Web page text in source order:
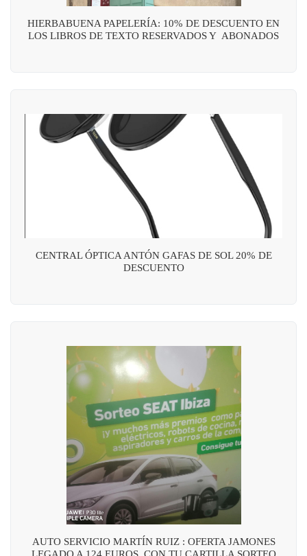
HIERBABUENA PAPELERÍA: 10% DE DESCUENTO EN
LOS LIBROS DE TEXTO RESERVADOS Y ABONADOS
CENTRAL ÓPTICA ANTÓN GAFAS DE SOL 20% DE
DESCUENTO
AUTO SERVICIO MARTÍN RUIZ : OFERTA JAMONES